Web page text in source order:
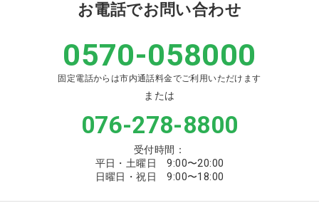
お電話でお問い合わせ
0570-058000
固定電話からは市内通話料金でご利用いただけます
または
076-278-8800
受付時間：
平日・土曜日 9:00〜20:00
日曜日・祝日 9:00〜18:00